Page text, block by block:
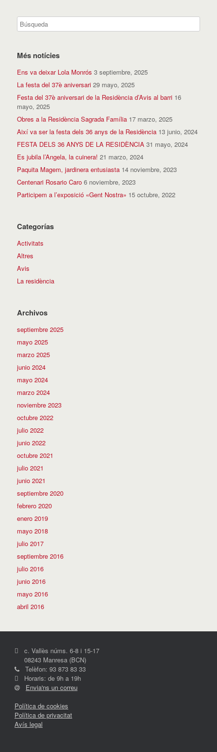
Més notícies
Ens va deixar Lola Monrós 3 septiembre, 2025
La festa del 37è aniversari 29 mayo, 2025
Festa del 37è aniversari de la Residència d’Avis al barri 16
mayo, 2025
Obres a la Residència Sagrada Família 17 marzo, 2025
Així va ser la festa dels 36 anys de la Residència 13 junio, 2024
FESTA DELS 36 ANYS DE LA RESIDÈNCIA 31 mayo, 2024
Es jubila l’Angela, la cuinera! 21 marzo, 2024
Paquita Magem, jardinera entusiasta 14 noviembre, 2023
Centenari Rosario Caro 6 noviembre, 2023
Participem a l’exposició «Gent Nostra» 15 octubre, 2022
Categorías
Activitats
Altres
Avis
La residència
Archivos
septiembre 2025
mayo 2025
marzo 2025
junio 2024
mayo 2024
marzo 2024
noviembre 2023
octubre 2022
julio 2022
junio 2022
octubre 2021
julio 2021
junio 2021
septiembre 2020
febrero 2020
enero 2019
mayo 2018
julio 2017
septiembre 2016
julio 2016
junio 2016
mayo 2016
abril 2016
c. Vallès núms. 6-8 i 15-17
08243 Manresa (BCN)
Telèfon: 93 873 83 33
Horaris: de 9h a 19h
Envia'ns un correu
Política de cookies
Política de privacitat
Avís legal